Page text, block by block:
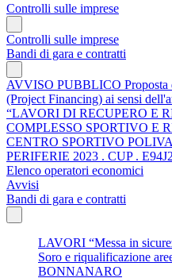
Controlli sulle imprese
Controlli sulle imprese
Bandi di gara e contratti
AVVISO PUBBLICO Proposta
(Project Financing) ai sensi
“LAVORI DI RECUPERO E
COMPLESSO SPORTIVO E
CENTRO SPORTIVO
PERIFERIE 2023 . CUP .
Elenco operatori economici
Avvisi
Bandi di gara e contratti
LAVORI “Messa in
Soro e riqualificazione
BONNANARO